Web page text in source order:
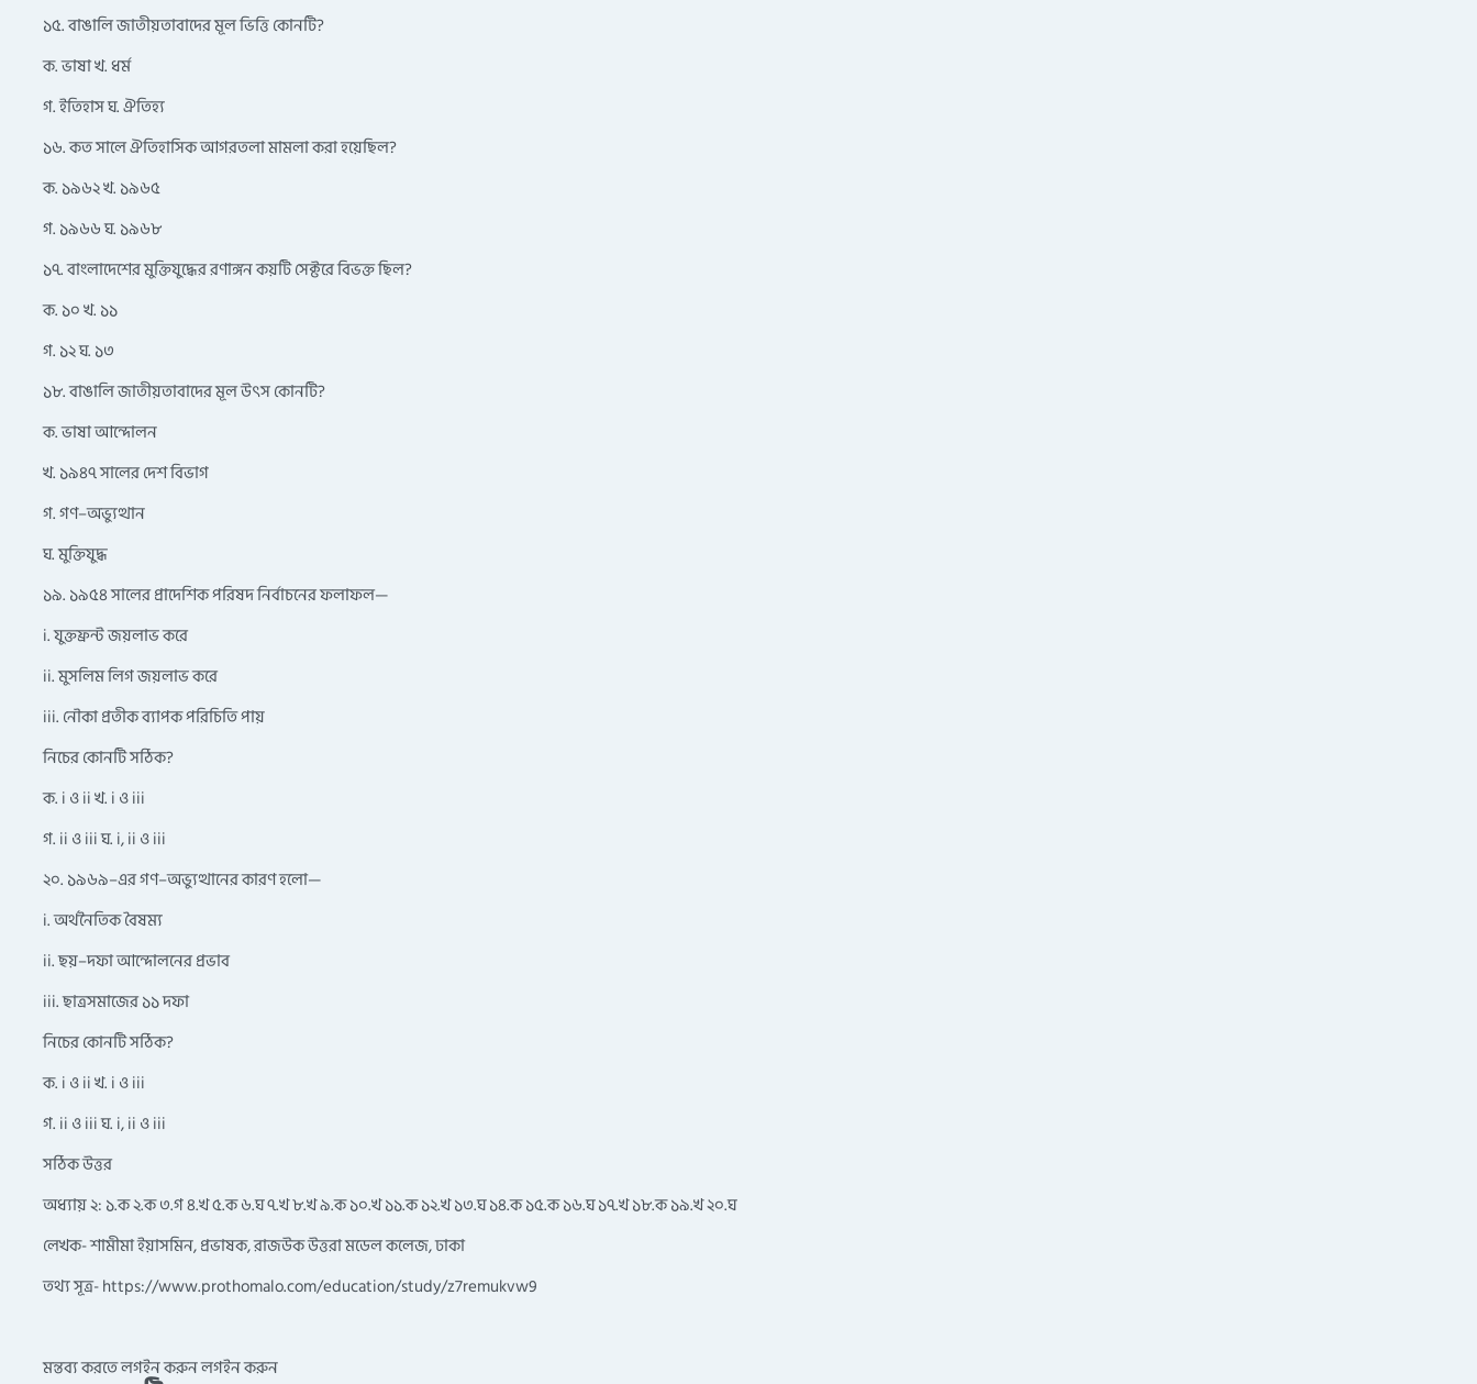
১৫. বাঙালি জাতীয়তাবাদের মূল ভিত্তি কোনটি?
ক. ভাষা খ. ধর্ম
গ. ইতিহাস ঘ. ঐতিহ্য
১৬. কত সালে ঐতিহাসিক আগরতলা মামলা করা হয়েছিল?
ক. ১৯৬২ খ. ১৯৬৫
গ. ১৯৬৬ ঘ. ১৯৬৮
১৭. বাংলাদেশের মুক্তিযুদ্ধের রণাঙ্গন কয়টি সেক্টরে বিভক্ত ছিল?
ক. ১০ খ. ১১
গ. ১২ ঘ. ১৩
১৮. বাঙালি জাতীয়তাবাদের মূল উৎস কোনটি?
ক. ভাষা আন্দোলন
খ. ১৯৪৭ সালের দেশ বিভাগ
গ. গণ–অভ্যুত্থান
ঘ. মুক্তিযুদ্ধ
১৯. ১৯৫৪ সালের প্রাদেশিক পরিষদ নির্বাচনের ফলাফল—
i. যুক্তফ্রন্ট জয়লাভ করে
ii. মুসলিম লিগ জয়লাভ করে
iii. নৌকা প্রতীক ব্যাপক পরিচিতি পায়
নিচের কোনটি সঠিক?
ক. i ও ii খ. i ও iii
গ. ii ও iii ঘ. i, ii ও iii
২০. ১৯৬৯–এর গণ–অভ্যুত্থানের কারণ হলো—
i. অর্থনৈতিক বৈষম্য
ii. ছয়–দফা আন্দোলনের প্রভাব
iii. ছাত্রসমাজের ১১ দফা
নিচের কোনটি সঠিক?
ক. i ও ii খ. i ও iii
গ. ii ও iii ঘ. i, ii ও iii
সঠিক উত্তর
অধ্যায় ২: ১.ক ২.ক ৩.গ ৪.খ ৫.ক ৬.ঘ ৭.খ ৮.খ ৯.ক ১০.খ ১১.ক ১২.খ ১৩.ঘ ১৪.ক ১৫.ক ১৬.ঘ ১৭.খ ১৮.ক ১৯.খ ২০.ঘ
লেখক- শামীমা ইয়াসমিন, প্রভাষক, রাজউক উত্তরা মডেল কলেজ, ঢাকা
তথ্য সূত্র- https://www.prothomalo.com/education/study/z7remukvw9
মন্তব্য করতে লগইন করুনলগইন করুন